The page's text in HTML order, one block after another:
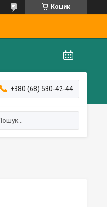
Кошик
+380 (68) 580-42-44